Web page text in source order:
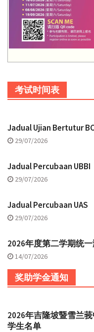
考试时间表
Jadual Ujian Bertutur
29/07/2026
Jadual Percubaan UBBI
29/07/2026
Jadual Percubaan UAS
29/07/2026
2026年度第二学期统
14/07/2026
奖助学金通知
2026年吉隆坡暨雪兰
学生名单